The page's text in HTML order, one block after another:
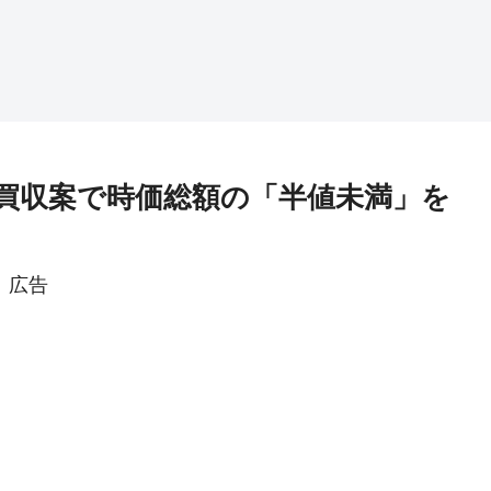
収案で時価総額の「半値未満」を
広告